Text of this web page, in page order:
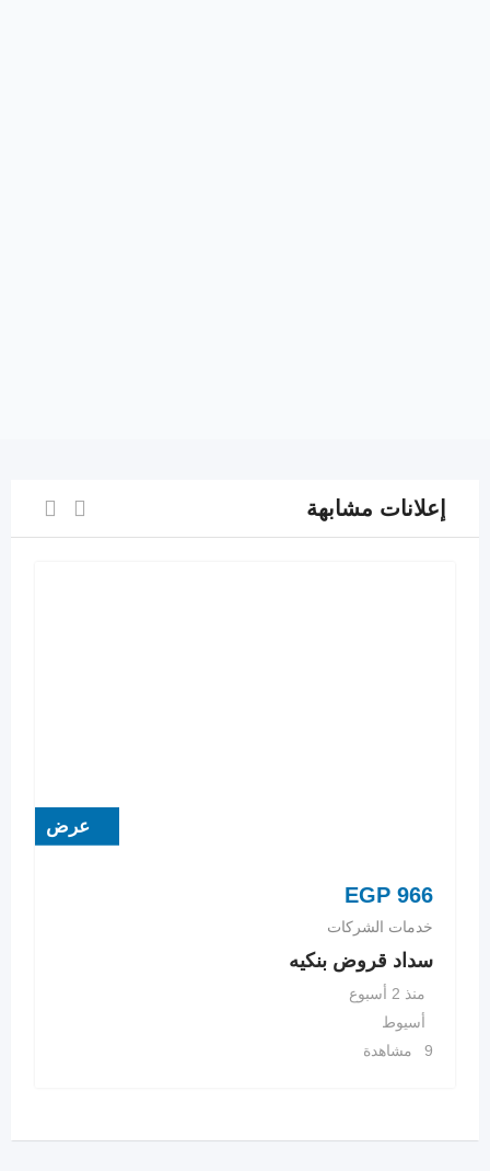
إعلانات مشابهة
عرض
EGP 966
خدمات الشركات
سداد قروض بنكيه
منذ 2 أسبوع
أسيوط
9 مشاهدة